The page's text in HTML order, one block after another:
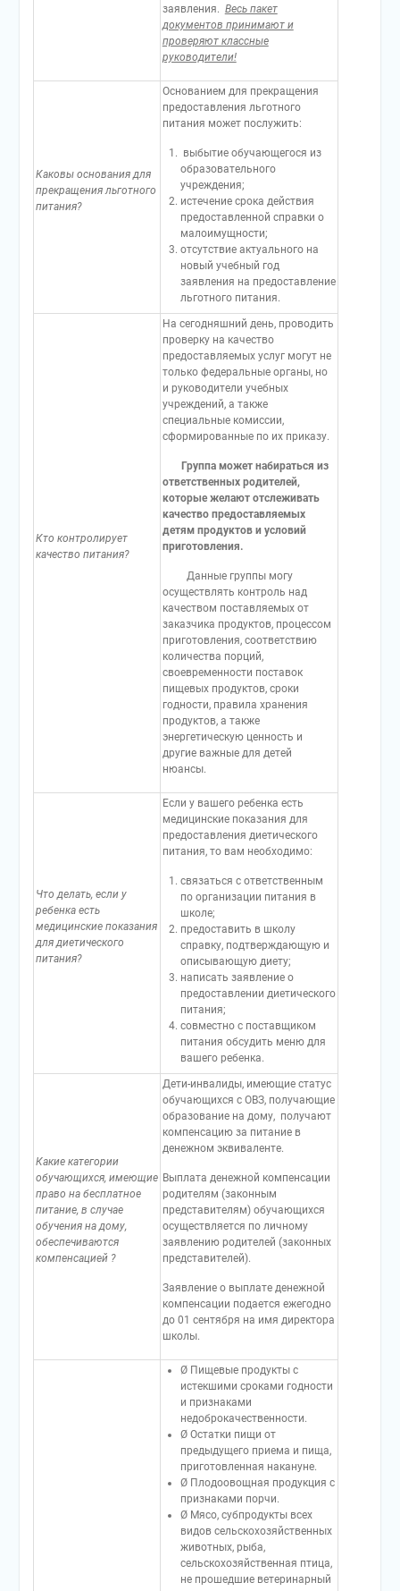
заявления. Весь пакет
документов принимают и
проверяют классные
руководители!
Каковы основания для
прекращения льготного
питания?
Основанием для прекращения
предоставления льготного
питания может послужить:
выбытие обучающегося из
образовательного
учреждения;
истечение срока действия
предоставленной справки о
малоимущности;
отсутствие актуального на
новый учебный год
заявления на предоставление
льготного питания.
Кто контролирует
качество питания?
На сегодняшний день, проводить
проверку на качество
предоставляемых услуг могут не
только федеральные органы, но
и руководители учебных
учреждений, а также
специальные комиссии,
сформированные по их приказу.
Группа может набираться из
ответственных родителей,
которые желают отслеживать
качество предоставляемых
детям продуктов и условий
приготовления.
Данные группы могу
осуществлять контроль над
качеством поставляемых от
заказчика продуктов, процессом
приготовления, соответствию
количества порций,
своевременности поставок
пищевых продуктов, сроки
годности, правила хранения
продуктов, а также
энергетическую ценность и
другие важные для детей
нюансы.
Что делать, если у
ребенка есть
медицинские показания
для диетического
питания?
Если у вашего ребенка есть
медицинские показания для
предоставления диетического
питания, то вам необходимо:
связаться с ответственным
по организации питания в
школе;
предоставить в школу
справку, подтверждающую и
описывающую диету;
написать заявление о
предоставлении диетического
питания;
совместно с поставщиком
питания обсудить меню для
вашего ребенка.
Какие категории
обучающихся, имеющие
право на бесплатное
питание, в случае
обучения на дому,
обеспечиваются
компенсацией ?
Дети-инвалиды, имеющие статус
обучающихся с ОВЗ, получающие
образование на дому, получают
компенсацию за питание в
денежном эквиваленте.
Выплата денежной компенсации
родителям (законным
представителям) обучающихся
осуществляется по личному
заявлению родителей (законных
представителей).
Заявление о выплате денежной
компенсации подается ежегодно
до 01 сентября на имя директора
школы.
Ø Пищевые продукты с
истекшими сроками годности
и признаками
недоброкачественности.
Ø Остатки пищи от
предыдущего приема и пища,
приготовленная накануне.
Ø Плодоовощная продукция с
признаками порчи.
Ø Мясо, субпродукты всех
видов сельскохозяйственных
животных, рыба,
сельскохозяйственная птица,
не прошедшие ветеринарный